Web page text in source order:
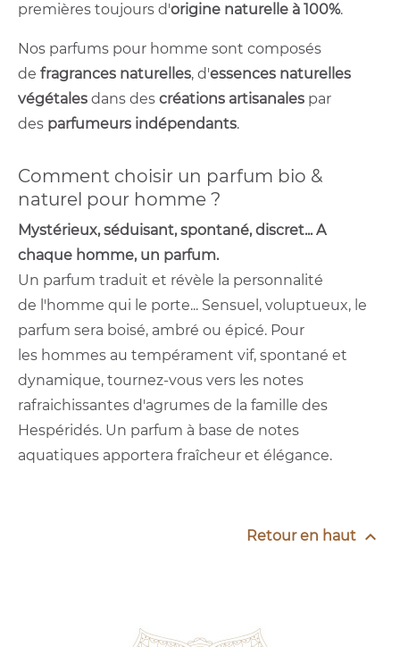
premières toujours d'origine naturelle à 100%.
Nos parfums pour homme sont composés
de fragrances naturelles, d'essences naturelles
végétales dans des créations artisanales par
des parfumeurs indépendants.
Comment choisir un parfum bio &
naturel pour homme ?
Mystérieux, séduisant, spontané, discret... A
chaque homme, un parfum.
Un parfum traduit et révèle la personnalité
de l'homme qui le porte... Sensuel, voluptueux, le
parfum sera boisé, ambré ou épicé. Pour
les hommes au tempérament vif, spontané et
dynamique, tournez-vous vers les notes
rafraichissantes d'agrumes de la famille des
Hespéridés. Un parfum à base de notes
aquatiques apportera fraîcheur et élégance.
Retour en haut 